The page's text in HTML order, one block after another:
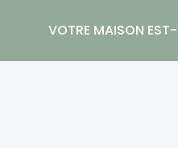
VOTRE MAISON EST-